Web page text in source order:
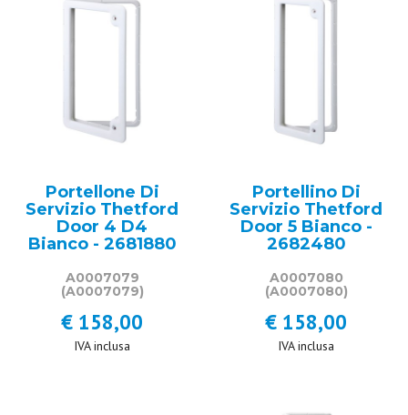
Portellone Di
Servizio Thetford
Door 4 D4
Bianco - 2681880
A0007079
(A0007079)
€ 158,00
IVA inclusa
Portellino Di
Servizio Thetford
Door 5 Bianco -
2682480
A0007080
(A0007080)
€ 158,00
IVA inclusa